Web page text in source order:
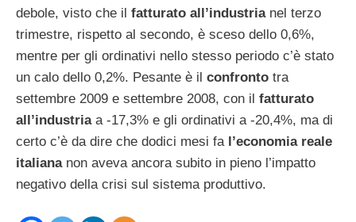
debole, visto che il fatturato all’industrianel terzo
trimestre, rispetto al secondo, è sceso dello 0,6%,
mentre per gli ordinativi nello stesso periodo c’è stato
un calo dello 0,2%. Pesante è il confronto tra
settembre 2009 e settembre 2008, con il fatturato
all’industriaa -17,3% e gli ordinativi a -20,4%, ma di
certo c’è da dire che dodici mesi fa l’economia reale
italiananon aveva ancora subito in pieno l’impatto
negativo della crisi sul sistema produttivo.